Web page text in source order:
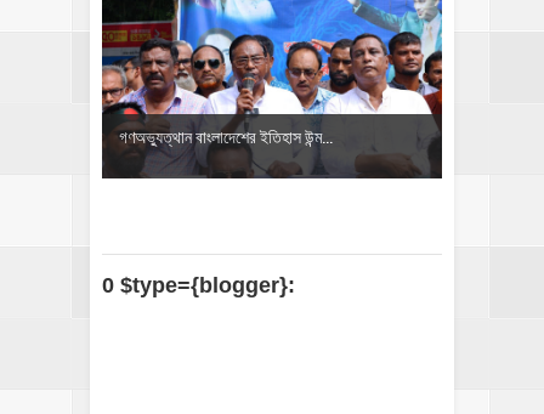
গণঅভ্যুত্থান বাংলাদেশের ইতিহাস উন্ম...
0 $type={blogger}: